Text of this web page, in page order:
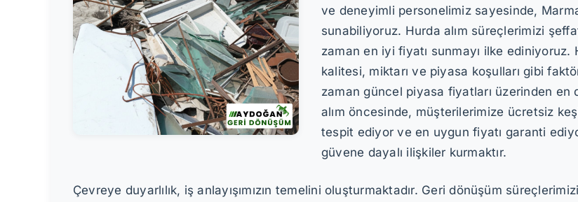
ve deneyimli personelimiz sayesinde,
sunabiliyoruz. Hurda alım süreçlerimizi
zaman en iyi fiyatı sunmayı ilke ediniyoruz.
kalitesi, miktarı ve piyasa koşulları gibi
zaman güncel piyasa fiyatları üzerinden
alım öncesinde, müşterilerimize ücretsiz
tespit ediyor ve en uygun fiyatı garanti
güvene dayalı ilişkiler kurmaktır.
Çevreye duyarlılık, iş anlayışımızın temelini oluşturmaktadır. Geri dönüşüm